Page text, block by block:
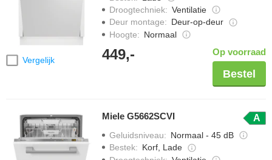
Vergelijk
Droogtechniek: Ventilatie
Deur montage: Deur-op-deur
Hoogte: Normaal
449,- Op voorraad
Bestel
Miele G5662SCVI A
Geluidsniveau: Normaal - 45 dB
Bestek: Korf, Lade